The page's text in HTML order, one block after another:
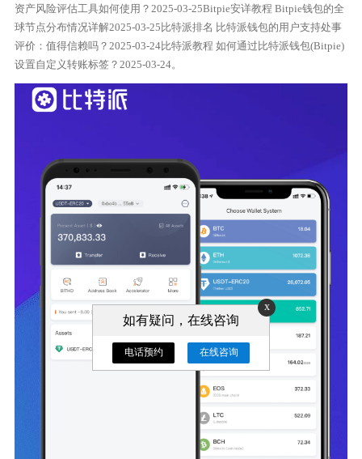
资产风险评估工具如何使用？2025-03-25Bitpie安详教程 Bitpie钱包的全
球节点分布情况详解2025-03-25比特派排名 比特派钱包的用户支持处事
评价：值得信赖吗？2025-03-24比特派教程 如何通过比特派钱包(Bitpie)
设置自定义转账标签？2025-03-24。
x
如有疑问，在线咨询
电话预约 在线咨询